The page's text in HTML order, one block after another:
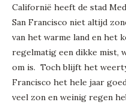
Californië heeft de stad
San Francisco niet altijd
van het warme land en het
regelmatig een dikke mist,
om is. Toch blijft het
Francisco het hele jaar
veel zon en weinig regen